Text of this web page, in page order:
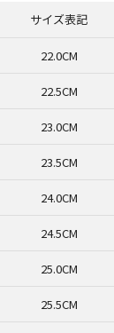
サイズ表記
22.0CM
22.5CM
23.0CM
23.5CM
24.0CM
24.5CM
25.0CM
25.5CM